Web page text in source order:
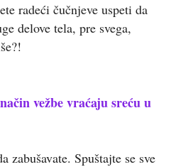
radeći čučnjeve uspeti da
delove tela, pre svega,
vežbe vraćaju sreću u
zabušavate. Spuštajte se sve